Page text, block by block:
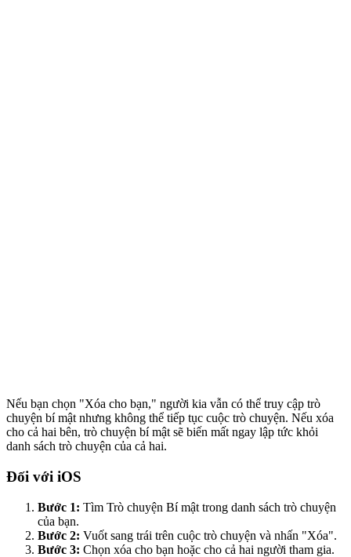
Nếu bạn chọn "Xóa cho bạn," người kia vẫn có thể truy cập trò
chuyện bí mật nhưng không thể tiếp tục cuộc trò chuyện. Nếu xóa
cho cả hai bên, trò chuyện bí mật sẽ biến mất ngay lập tức khỏi
danh sách trò chuyện của cả hai.
Đối với iOS
Bước 1: Tìm Trò chuyện Bí mật trong danh sách trò chuyện
của bạn.
Bước 2: Vuốt sang trái trên cuộc trò chuyện và nhấn "Xóa".
Bước 3: Chọn xóa cho bạn hoặc cho cả hai người tham gia.